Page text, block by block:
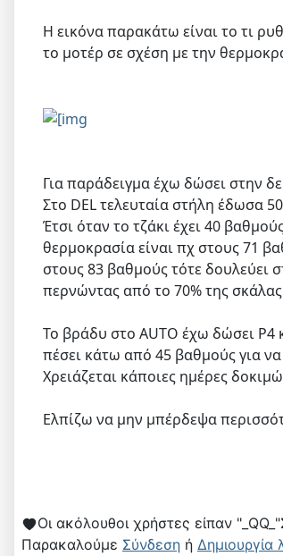
Η εικόνα παρακάτω είναι το τι
το μοτέρ σε σχέση με την
Για παράδειγμα έχω δώσει στην
Στο DEL τελευταία στήλη έδωσα
Έτσι όταν το τζάκι έχει 40
θερμοκρασία είναι πχ στους 71
στους 83 βαθμούς τότε δουλεύει
περνώντας από το 70% της
Το βράδυ στο AUTO έχω δώσει P4
πέσει κάτω από 45 βαθμούς για
Χρειάζεται κάποιες ημέρες
Ελπίζω να μην μπέρδεψα
Οι ακόλουθοι χρήστες είπαν
Παρακαλούμε Σύνδεση ή Δημιουργία